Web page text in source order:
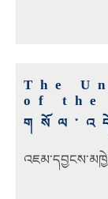
The
of the